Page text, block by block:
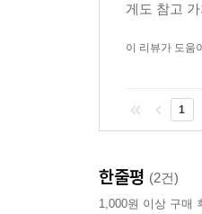
게도 참고
이 리뷰가 도움
1
한줄평 (2건)
1,000원 이상 구매